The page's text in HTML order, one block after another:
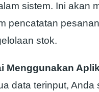
sistem. Ini akan
pencatatan
stok.
Menggunakan
data terinput, Anda